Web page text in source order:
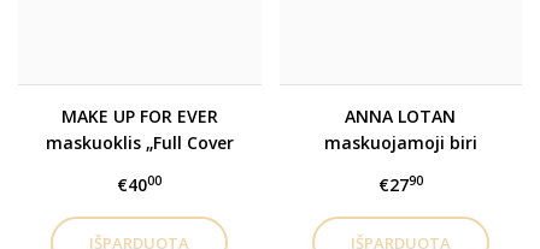
MAKE UP FOR EVER
maskuoklis „Full Cover
Cream”, 15 ml
€4000
ANNA LOTAN
maskuojamoji biri
€2790